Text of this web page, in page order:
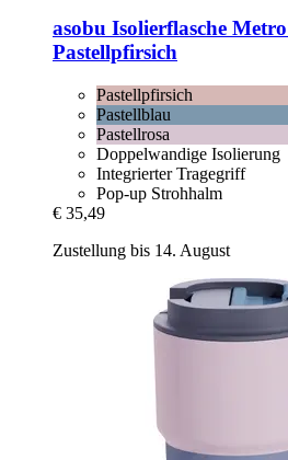
asobu Isolierflasche
Pastellpfirsich
Pastellpfirsich
Pastellblau
Pastellrosa
Doppelwandige Isolierung
Integrierter Tragegriff
Pop-up Strohhalm
€ 35,49
Zustellung bis 14. August